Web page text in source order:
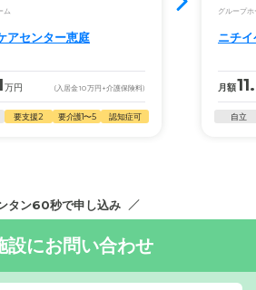
ム
アセンター恵庭
万円 (入居金10万円 +介護保険料)
要支援2 要介護1〜5 認知症可
グループホ
ニチ
月額
自立
タン60秒で申し込み
設にお問い合わせ